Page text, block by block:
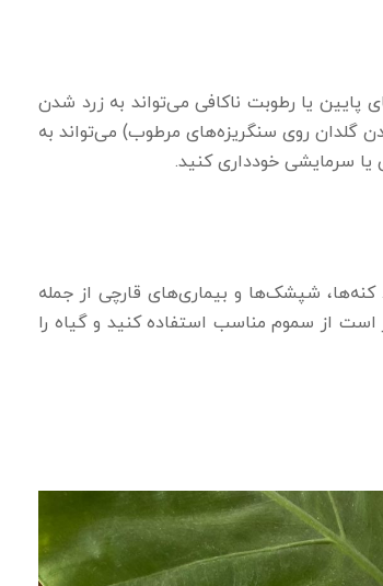
دارد. دماهای پایین یا رطوبت ناکافی می‌تواند به زرد شدن
گلدان روی سنگریزه‌های مرطوب) می‌تواند به
یا سرمایشی خودداری کنید.
کنه‌ها، شپشک‌ها و بیماری‌های قارچی از جمله
از سموم مناسب استفاده کنید و گیاه را